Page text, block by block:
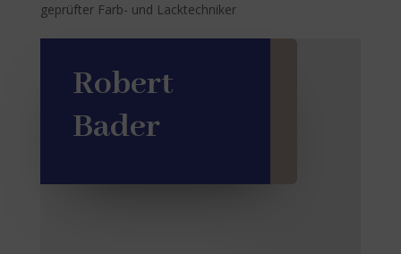
geprüfter Farb- und Lacktechniker
Robert
Bader